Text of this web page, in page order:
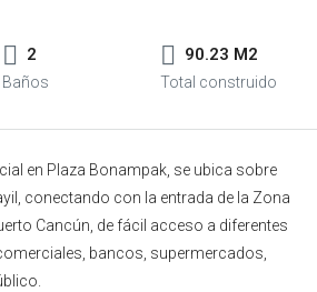
2 90.23 M2
en Plaza Bonampak, se ubica sobre
conectando con la entrada de la Zona
Cancún, de fácil acceso a diferentes
bancos, supermercados,